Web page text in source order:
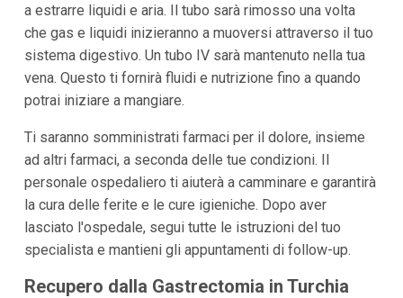
a estrarre liquidi e aria. Il tubo sarà rimosso una volta
che gas e liquidi inizieranno a muoversi attraverso il tuo
sistema digestivo. Un tubo IV sarà mantenuto nella tua
vena. Questo ti fornirà fluidi e nutrizione fino a quando
potrai iniziare a mangiare.
Ti saranno somministrati farmaci per il dolore, insieme
ad altri farmaci, a seconda delle tue condizioni. Il
personale ospedaliero ti aiuterà a camminare e garantirà
la cura delle ferite e le cure igieniche. Dopo aver
lasciato l'ospedale, segui tutte le istruzioni del tuo
specialista e mantieni gli appuntamenti di follow-up.
Recupero dalla Gastrectomia in Turchia